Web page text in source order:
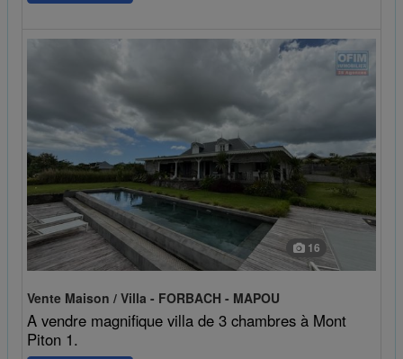
16
Vente Maison / Villa - FORBACH - MAPOU
A vendre magnifique villa de 3 chambres à Mont
Piton 1.